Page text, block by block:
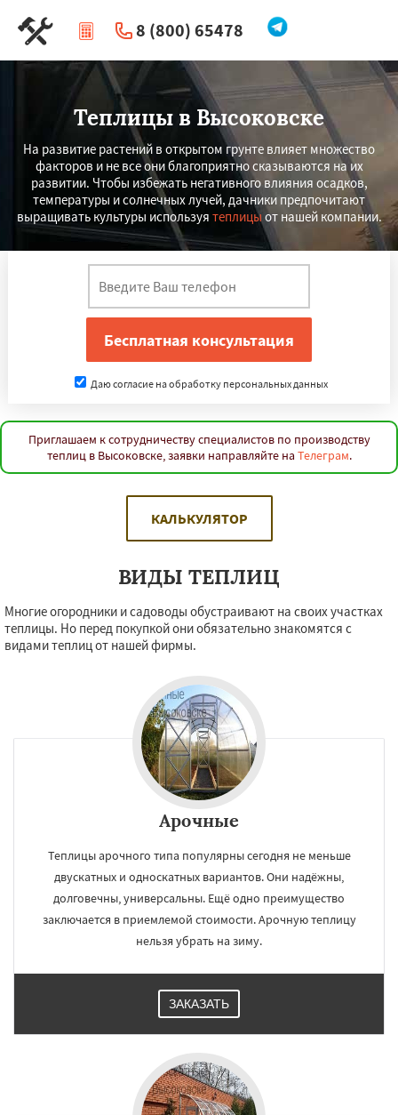
8 (800) 65478
| Перезвоните мне
Теплицы в Высоковске
На развитие растений в открытом грунте влияет множество
факторов и не все они благоприятно сказываются на их
развитии. Чтобы избежать негативного влияния осадков,
температуры и солнечных лучей, дачники предпочитают
выращивать культуры используя теплицы от нашей компании.
Даю согласие на обработку персональных данных
Приглашаем к сотрудничеству специалистов по производству
теплиц в Высоковске, заявки направляйте на Телеграм.
КАЛЬКУЛЯТОР
ВИДЫ ТЕПЛИЦ
Многие огородники и садоводы обустраивают на своих участках
теплицы. Но перед покупкой они обязательно знакомятся с
видами теплиц от нашей фирмы.
Арочные
Теплицы арочного типа популярны сегодня не меньше
двускатных и односкатных вариантов. Они надёжны,
долговечны, универсальны. Ещё одно преимущество
заключается в приемлемой стоимости. Арочную теплицу
нельзя убрать на зиму.
ЗАКАЗАТЬ